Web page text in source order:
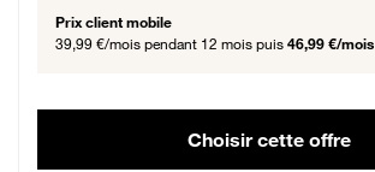
Prix client mobile
39,99 €/mois pendant 12 mois puis 46,99 €/mois
Choisir cette offre